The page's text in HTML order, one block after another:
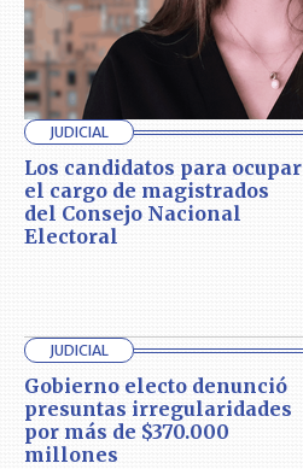
JUDICIAL
Los candidatos para ocupar
el cargo de magistrados
del Consejo Nacional
Electoral
JUDICIAL
Gobierno electo denunció
presuntas irregularidades
por más de $370.000
millones